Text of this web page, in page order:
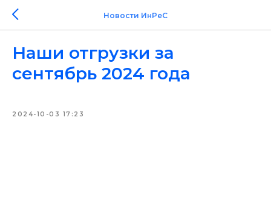
Новости ИнРеС
Наши отгрузки за
сентябрь 2024 года
2024-10-03 17:23